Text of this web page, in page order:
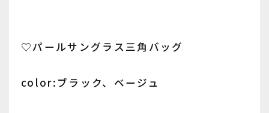
♡パールサングラス三角バッグ
color:ブラック、ベージュ